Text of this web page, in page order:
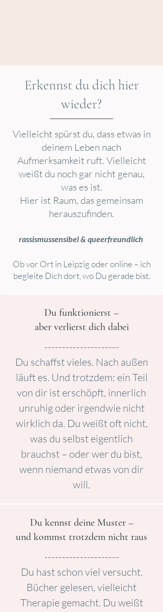
Erkennst du dich hier
wieder?
Vielleicht spürst du, dass etwas in
deinem Leben nach
Aufmerksamkeit ruft. Vielleicht
weißt du noch gar nicht genau,
was es ist.
Hier ist Raum, das gemeinsam
herauszufinden.
rassismussensibel & queerfreundlich
Ob vor Ort in Leipzig oder online – ich
begleite Dich dort, wo Du gerade bist.
Du funktionierst –
aber verlierst dich dabei
---------------------
Du schaffst vieles. Nach außen
läuft es. Und trotzdem: ein Teil
von dir ist erschöpft, innerlich
unruhig oder irgendwie nicht
wirklich da. Du weißt oft nicht,
was du selbst eigentlich
brauchst – oder wer du bist,
wenn niemand etwas von dir
will.
Du kennst deine Muster –
und kommst trotzdem nicht raus
---------------------
Du hast schon viel versucht.
Bücher gelesen, vielleicht
Therapie gemacht. Du weißt